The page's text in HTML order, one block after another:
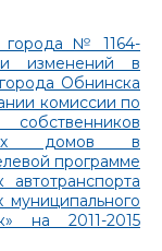
города № 1164-
изменений в
Обнинска
комиссии по
домов в
программе
автотранспорта
муниципального
на 2011-2015